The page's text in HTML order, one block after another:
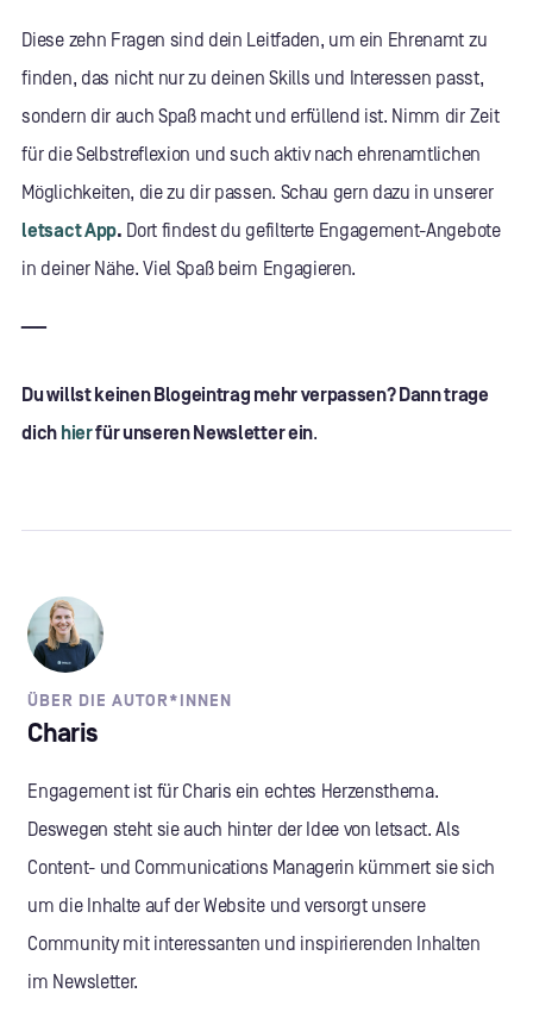
Diese zehn Fragen sind dein Leitfaden, um ein Ehrenamt zu
finden, das nicht nur zu deinen Skills und Interessen passt,
sondern dir auch Spaß macht und erfüllend ist. Nimm dir Zeit
für die Selbstreflexion und such aktiv nach ehrenamtlichen
Möglichkeiten, die zu dir passen. Schau gern dazu in unserer
letsact App. Dort findest du gefilterte Engagement-Angebote
in deiner Nähe. Viel Spaß beim Engagieren.
Du willst keinen Blogeintrag mehr verpassen? Dann trage
dich hierfür unseren Newsletter ein.
ÜBER DIE AUTOR*INNEN
Charis
Engagement ist für Charis ein echtes Herzensthema.
Deswegen steht sie auch hinter der Idee von letsact. Als
Content- und Communications Managerin kümmert sie sich
um die Inhalte auf der Website und versorgt unsere
Community mit interessanten und inspirierenden Inhalten
im Newsletter.